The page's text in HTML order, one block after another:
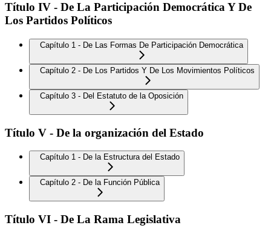
Título IV - De La Participación Democrática Y De
Los Partidos Políticos
Capítulo 1 - De Las Formas De Participación Democrática
Capítulo 2 - De Los Partidos Y De Los Movimientos Políticos
Capítulo 3 - Del Estatuto de la Oposición
Título V - De la organización del Estado
Capítulo 1 - De la Estructura del Estado
Capítulo 2 - De la Función Pública
Título VI - De La Rama Legislativa